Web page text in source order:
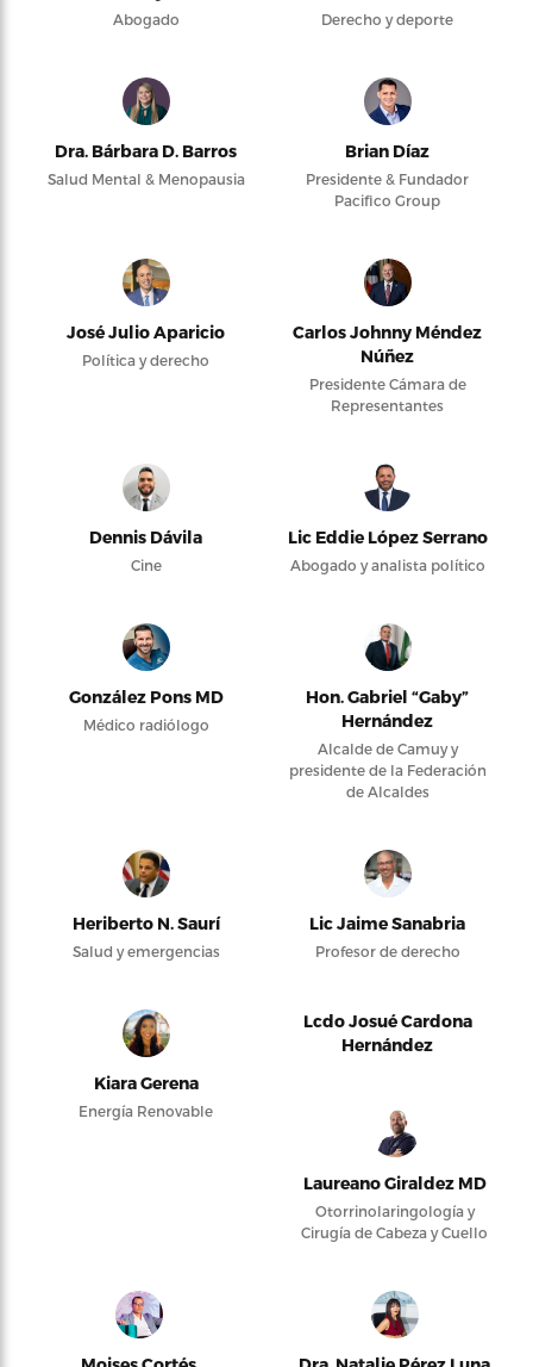
Abogado Derecho y deporte
Dra. Bárbara D. Barros
Salud Mental & Menopausia
Brian Díaz
Presidente & Fundador
Pacifico Group
José Julio Aparicio
Política y derecho
Carlos Johnny Méndez
Núñez
Presidente Cámara de
Representantes
Dennis Dávila
Cine
Lic Eddie López Serrano
Abogado y analista político
González Pons MD
Médico radiólogo
Hon. Gabriel “Gaby”
Hernández
Alcalde de Camuy y
presidente de la Federación
de Alcaldes
Heriberto N. Saurí
Salud y emergencias
Lic Jaime Sanabria
Profesor de derecho
Kiara Gerena
Energía Renovable
Lcdo Josué Cardona
Hernández
Laureano Giraldez MD
Otorrinolaringología y
Cirugía de Cabeza y Cuello